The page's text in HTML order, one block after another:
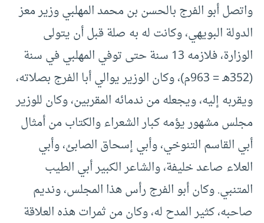
واتصل أبو الفرج بالحسن بن محمد المهلبي وزير معز
الدولة البويهي، وكانت له به صلة قبل أن يتولى
الوزارة، فلازمه 13 سنة حتى توفي المهلبي في سنة
(352هـ = 963م)، وكان الوزير يوالي أبا الفرج بصلاته،
ويقربه إليه، ويجعله من ندمائه المقربين، وكان للوزير
مجلس مشهور يؤمه كبار الشعراء والكتاب من أمثال
أبي القاسم التنوخي، وأبي إسحاق الصابئ، وأبي
العلاء صاعد خليفة، والشاعر الكبير أبي الطيب
المتنبي. وكان أبو الفرج رأس هذا المجلس، ونديم
صاحبه، كثير المدح له، وكان من ثمرات هذه العلاقة